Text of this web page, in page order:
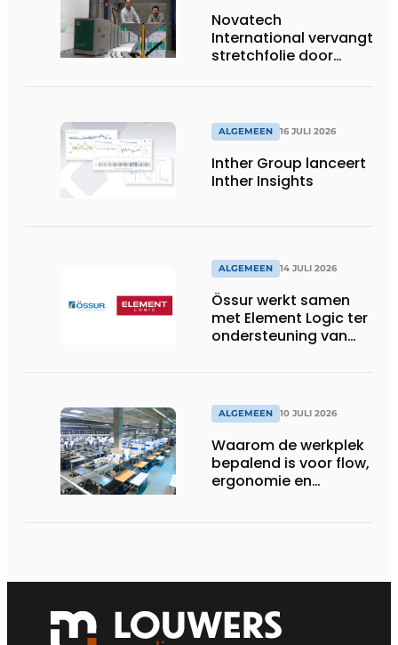
Novatech
International vervangt
stretchfolie door
ALGEMEEN 16 JULI 2026
Inther Group lanceert
Inther Insights
ALGEMEEN 14 JULI 2026
Össur werkt samen
met Element Logic ter
ondersteuning van
ALGEMEEN 10 JULI 2026
Waarom de werkplek
bepalend is voor flow,
ergonomie en